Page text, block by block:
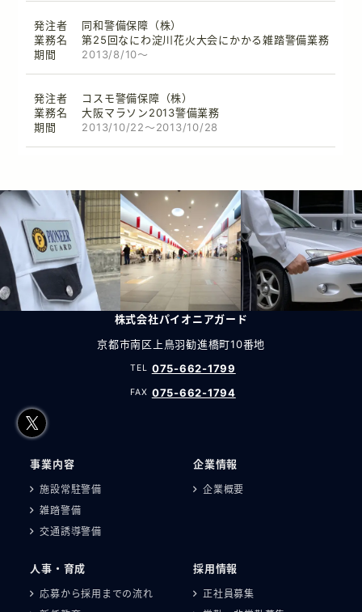
同和警備保障（株）
第25回なにわ淀川花火大会にかかる雑踏警備業務
2013/8/10～
コスモ警備保障（株）
大阪マラソン2013警備業務
2013/10/22～2013/10/28
株式会社パイオニアガード
京都市南区上鳥羽勧進橋町10番地
075-662-1799
075-662-1794
事業内容
施設常駐警備
雑踏警備
交通誘導警備
企業情報
企業概要
人事・育成
応募から採用までの流れ
採用情報
正社員募集